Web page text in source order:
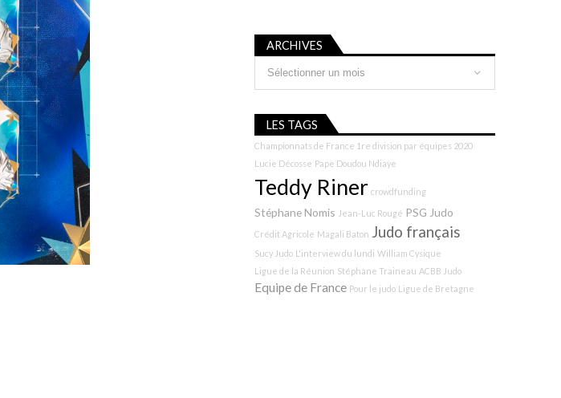
ARCHIVES
LES TAGS
Championnats de France 1re division par équipes 2020
Lucie Décosse Pape Doudou Ndiaye
Teddy Riner crowdfunding
Stéphane Nomis Jean-Luc Rougé PSG Judo
Crédit Agricole Magali Baton Judo français
Sucy Judo L'interview du lundi William Cysique
Ligue de la Réunion Stéphane Traineau ACBB Judo
Equipe de France Pour le judo Ligue de Bretagne